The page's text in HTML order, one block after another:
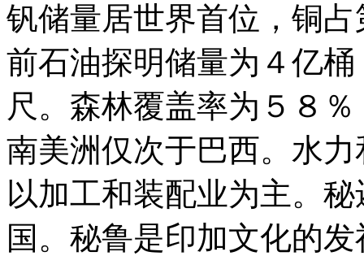
钒储量居世界首位，铜
前石油探明储量为４亿
尺。森林覆盖率为５８
南美洲仅次于巴西。水
以加工和装配业为主。
国。秘鲁是印加文化的